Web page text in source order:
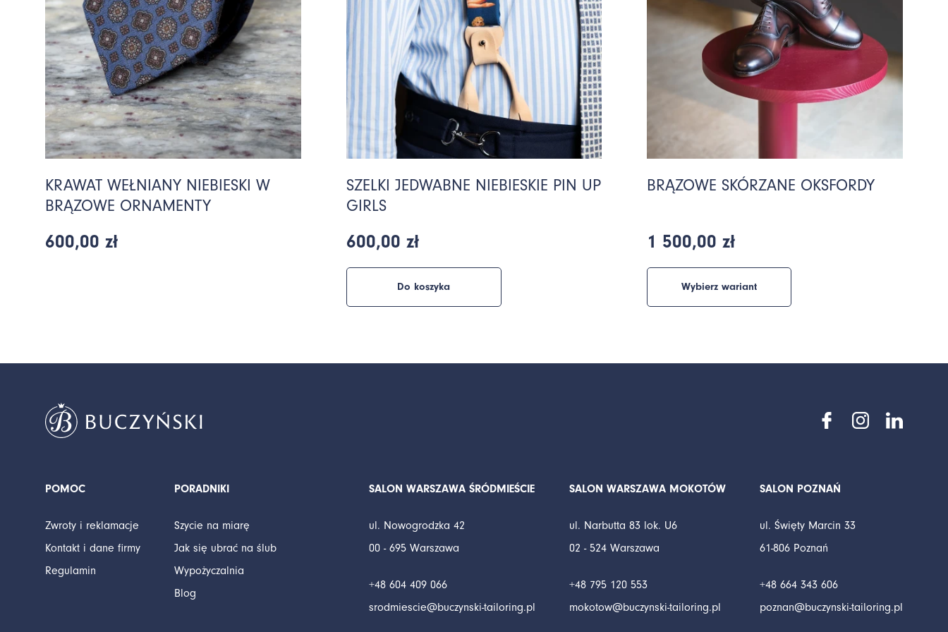
KRAWAT WEŁNIANY NIEBIESKI W
BRĄZOWE ORNAMENTY
600,00 zł
SZELKI JEDWABNE NIEBIESKIE PIN UP
GIRLS
600,00 zł
Do koszyka
BRĄZOWE SKÓRZANE OKSFORDY
1 500,00 zł
Wybierz wariant
POMOC
Zwroty i reklamacje
Kontakt i dane firmy
Regulamin
PORADNIKI
Szycie na miarę
Jak się ubrać na ślub
Wypożyczalnia
Blog
SALON WARSZAWA ŚRÓDMIEŚCIE
ul. Nowogrodzka 42
00 - 695 Warszawa
+48 604 409 066
srodmiescie@buczynski-tailoring.pl
SALON WARSZAWA MOKOTÓW
ul. Narbutta 83 lok. U6
02 - 524 Warszawa
+48 795 120 553
mokotow@buczynski-tailoring.pl
SALON POZNAŃ
ul. Święty Marcin 33
61-806 Poznań
+48 664 343 606
poznan@buczynski-tailoring.pl